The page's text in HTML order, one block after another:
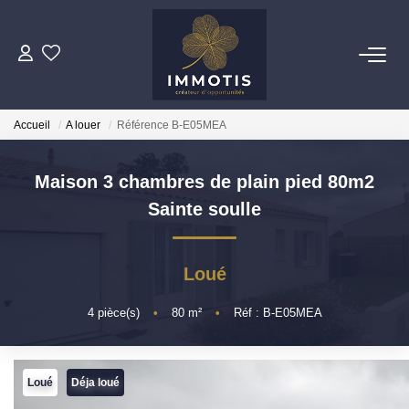
ESTIMER
Estimer Mon Bien
INVESTIR
Nos Opportunités D'investissement
Accueil A louer Référence B-E05MEA
Maison 3 chambres de plain pied 80m2
Sainte soulle
Loué
4pièce(s) • 80m² • Réf : B-E05MEA
Loué Déja loué